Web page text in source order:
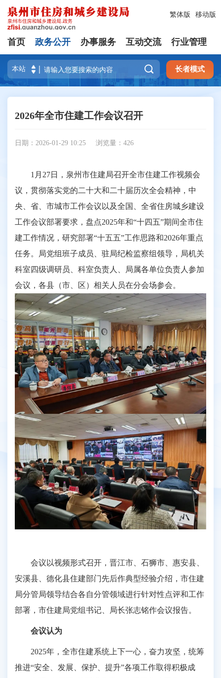
繁体版 移动版
首页 政务公开 办事服务 互动交流 行业管理
 长者模式
2026年全市住建工作会议召开
日期：2026-01-29 10:25 浏览量： 426
1月27日，泉州市住建局召开全市住建工作视频会
议，贯彻落实党的二十大和二十届历次全会精神，中
央、省、市城市工作会议以及全国、全省住房城乡建设
工作会议部署要求，盘点2025年和“十四五”期间全市住
建工作情况，研究部署“十五五”工作思路和2026年重点
任务。局党组班子成员、驻局纪检监察组领导，局机关
科室四级调研员、科室负责人、局属各单位负责人参加
会议，各县（市、区）相关人员在分会场参会。
会议以视频形式召开，晋江市、石狮市、惠安县、
安溪县、德化县住建部门先后作典型经验介绍，市住建
局分管局领导结合各自分管领域进行针对性点评和工作
部署，市住建局党组书记、局长张志铭作会议报告。
会议认为
2025年，全市住建系统上下一心，奋力攻坚，统筹
推进“安全、发展、保护、提升”各项工作取得积极成